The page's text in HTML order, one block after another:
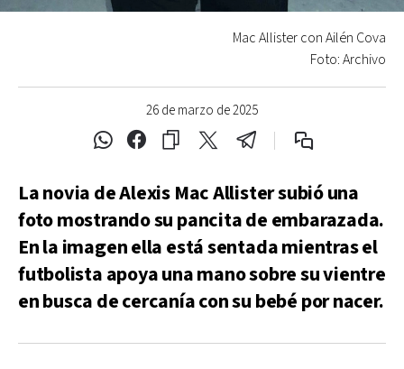
26 de marzo de 2025
Mac Allister con Ailén Cova
Foto: Archivo
La novia de Alexis Mac Allister subió una
foto mostrando su pancita de embarazada.
En la imagen ella está sentada mientras el
futbolista apoya una mano sobre su vientre
en busca de cercanía con su bebé por nacer.